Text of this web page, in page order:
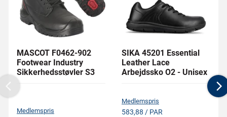
MASCOT F0462-902
Footwear Industry
Sikkerhedsstøvler S3
Medlemspris
SIKA 45201 Essential
Leather Lace
Arbejdssko O2 - Unisex
Medlemspris
583,88 / PAR
Previous